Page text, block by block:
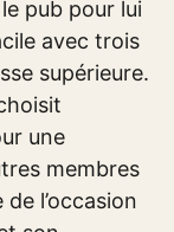
pub pour lui
avec trois
supérieure.
une
membres
l’occasion